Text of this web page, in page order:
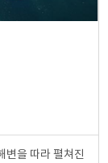
변을 따라 펼쳐진